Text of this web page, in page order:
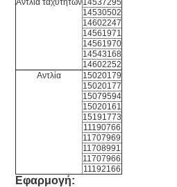
14530502
14602247
14561971
14561970
14543168
14602252
Αντλία
15020179
15020177
15079594
15020161
15191773
11190766
11707969
11708991
11707966
11192166
Εφαρμογή: